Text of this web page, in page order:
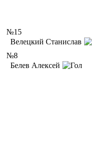
№15
Велецкий Станислав
№8
Белев Алексей